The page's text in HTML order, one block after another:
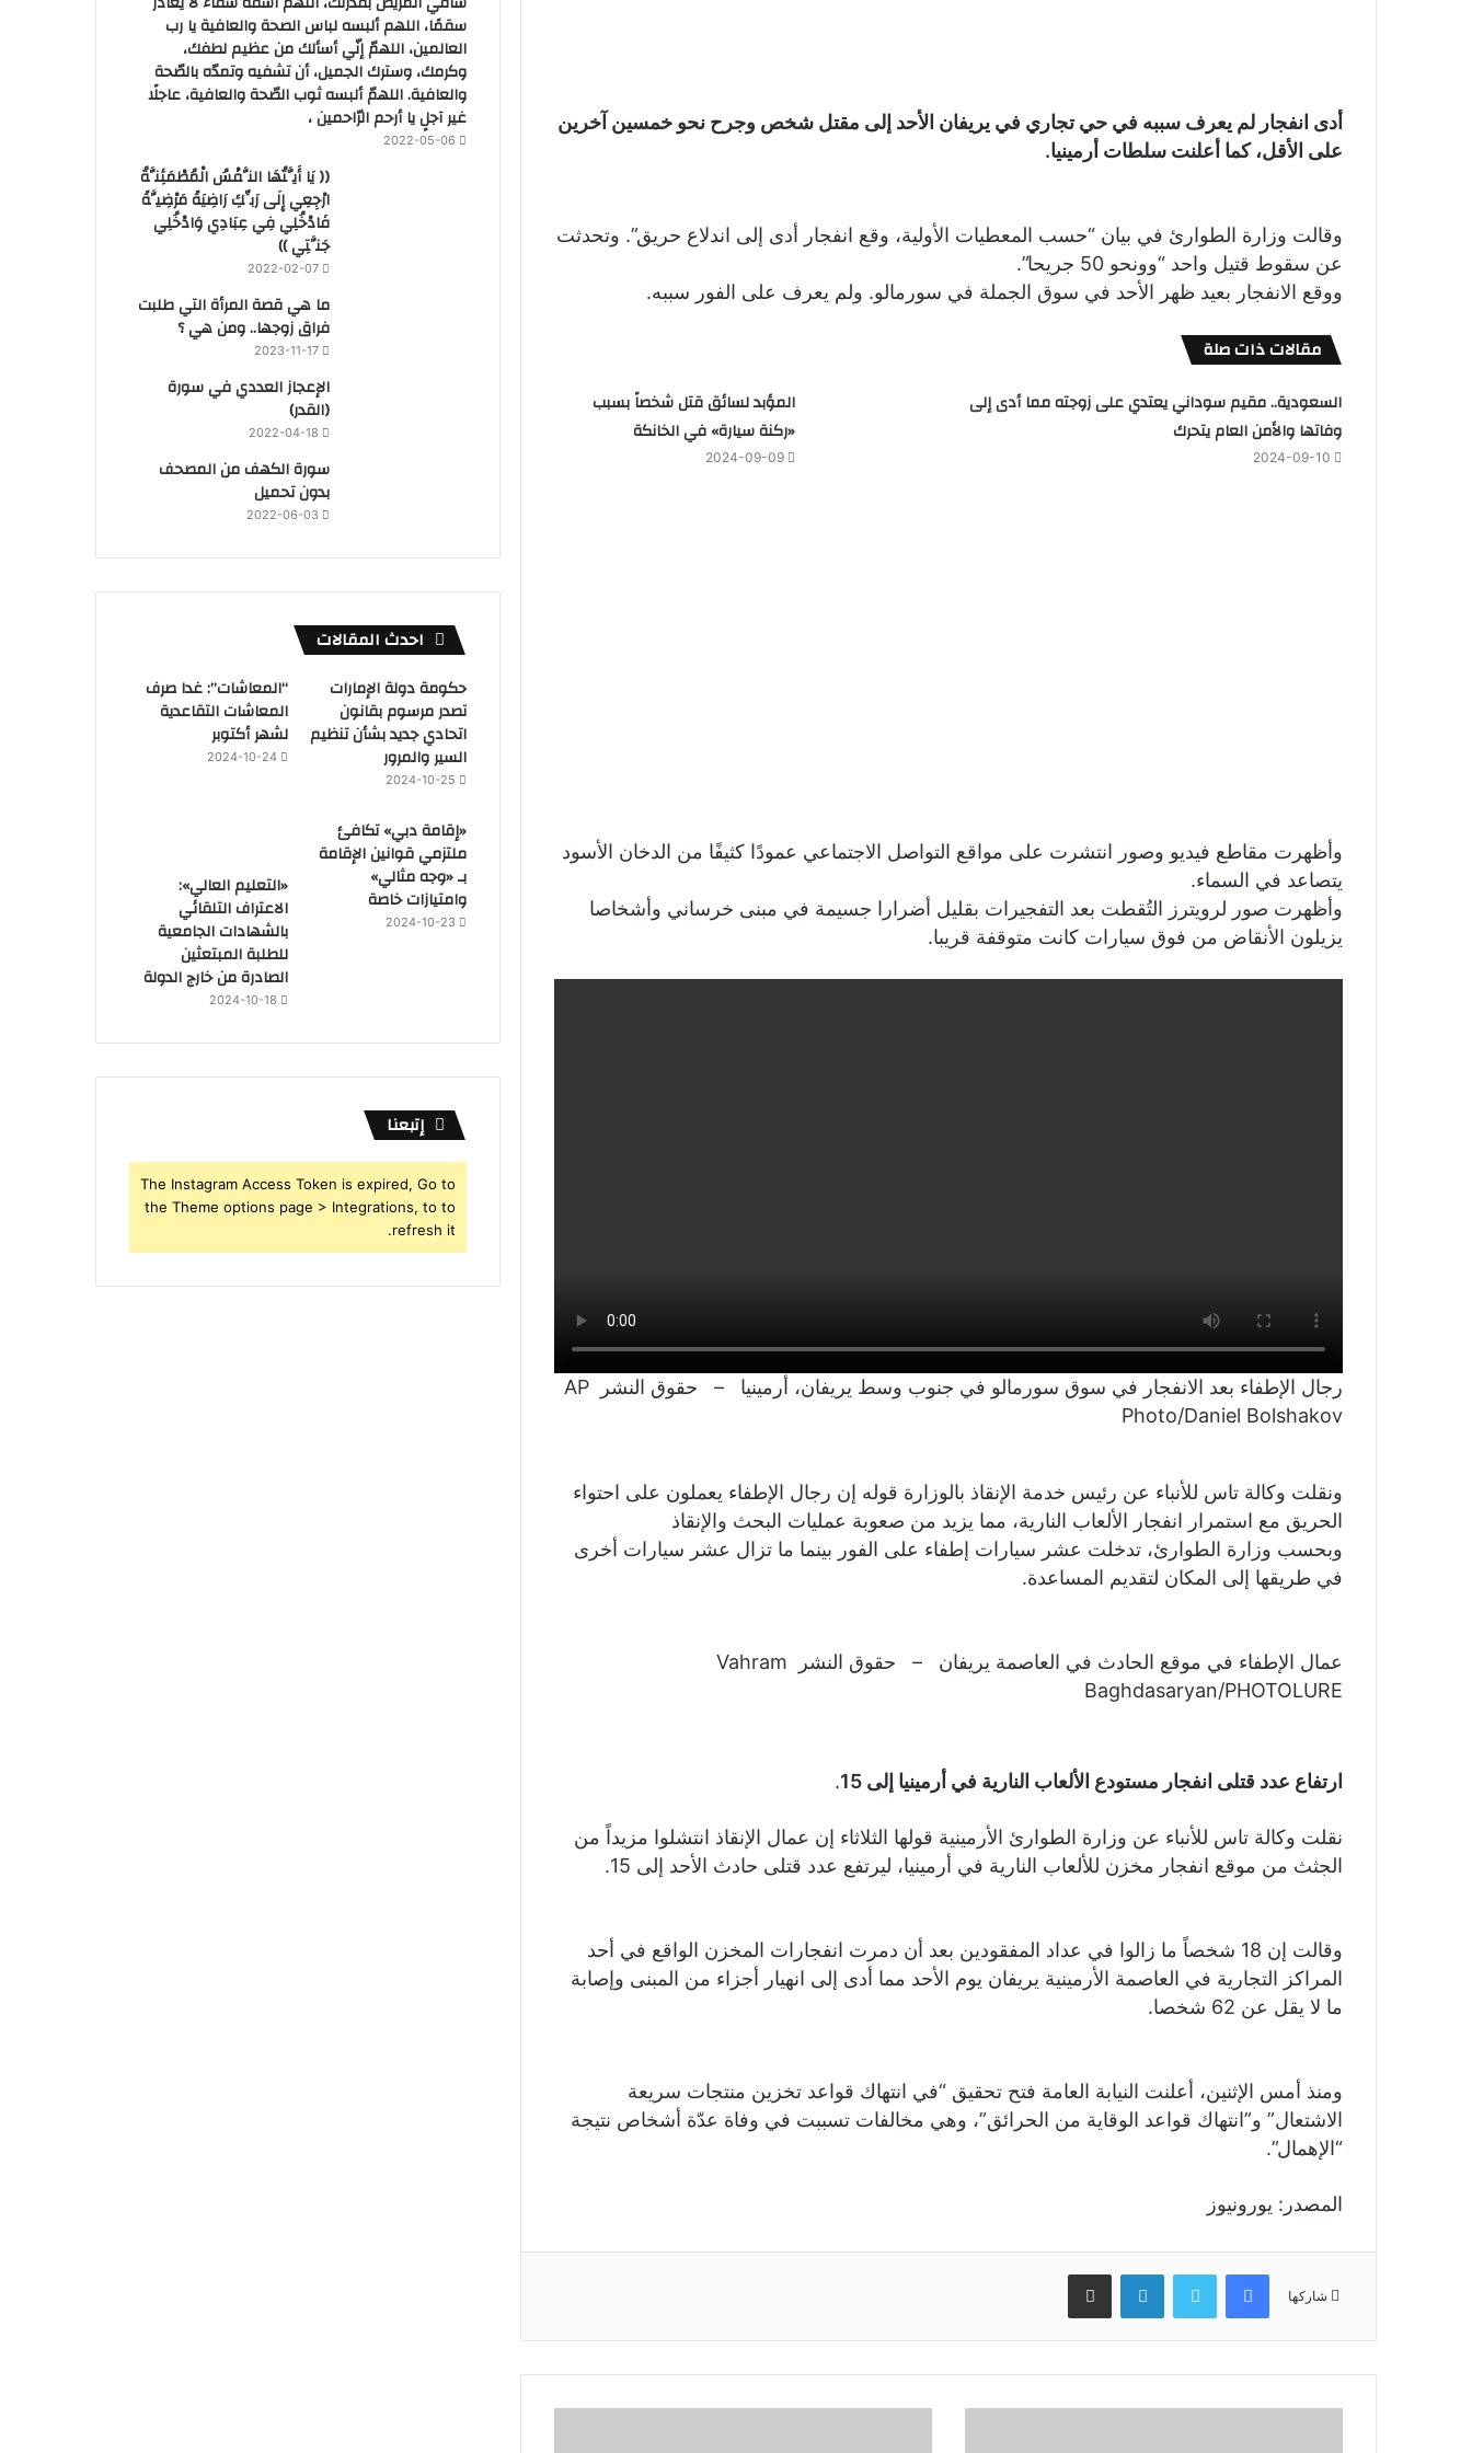
أدى انفجار لم يعرف سببه في حي تجاري في يريفان الأحد إلى مقتل شخص وجرح نحو خمسين آخرين
على الأقل، كما أعلنت سلطات أرمينيا.
وقالت وزارة الطوارئ في بيان “حسب المعطيات الأولية، وقع انفجار أدى إلى اندلاع حريق”. وتحدثت
عن سقوط قتيل واحد “وونحو 50 جريحا”.
ووقع الانفجار بعيد ظهر الأحد في سوق الجملة في سورمالو. ولم يعرف على الفور سببه.
مقالات ذات صلة
السعودية.. مقيم سوداني يعتدي على زوجته مما أدى إلى
وفاتها والأمن العام يتحرك
2024-09-10
المؤبد لسائق قتل شخصاً بسبب
«ركنة سيارة» في الخانكة
2024-09-09
وأظهرت مقاطع فيديو وصور انتشرت على مواقع التواصل الاجتماعي عمودًا كثيفًا من الدخان الأسود
يتصاعد في السماء.
وأظهرت صور لرويترز التُقطت بعد التفجيرات بقليل أضرارا جسيمة في مبنى خرساني وأشخاصا
يزيلون الأنقاض من فوق سيارات كانت متوقفة قريبا.
رجال الإطفاء بعد الانفجار في سوق سورمالو في جنوب وسط يريفان، أرمينيا – حقوق النشر AP
Photo/Daniel Bolshakov
ونقلت وكالة تاس للأنباء عن رئيس خدمة الإنقاذ بالوزارة قوله إن رجال الإطفاء يعملون على احتواء
الحريق مع استمرار انفجار الألعاب النارية، مما يزيد من صعوبة عمليات البحث والإنقاذ
وبحسب وزارة الطوارئ، تدخلت عشر سيارات إطفاء على الفور بينما ما تزال عشر سيارات أخرى
في طريقها إلى المكان لتقديم المساعدة.
عمال الإطفاء في موقع الحادث في العاصمة يريفان – حقوق النشر Vahram
Baghdasaryan/PHOTOLURE
ارتفاع عدد قتلى انفجار مستودع الألعاب النارية في أرمينيا إلى 15 .
نقلت وكالة تاس للأنباء عن وزارة الطوارئ الأرمينية قولها الثلاثاء إن عمال الإنقاذ انتشلوا مزيداً من
الجثث من موقع انفجار مخزن للألعاب النارية في أرمينيا، ليرتفع عدد قتلى حادث الأحد إلى 15.
وقالت إن 18 شخصاً ما زالوا في عداد المفقودين بعد أن دمرت انفجارات المخزن الواقع في أحد
المراكز التجارية في العاصمة الأرمينية يريفان يوم الأحد مما أدى إلى انهيار أجزاء من المبنى وإصابة
ما لا يقل عن 62 شخصا.
ومنذ أمس الإثنين، أعلنت النيابة العامة فتح تحقيق “في انتهاك قواعد تخزين منتجات سريعة
الاشتعال” و”انتهاك قواعد الوقاية من الحرائق”، وهي مخالفات تسببت في وفاة عدّة أشخاص نتيجة
“الإهمال”.
المصدر: يورونيوز
شاركها
فيسبوك تويتر لينكدإن مشاركة عبر البريد
سقمًا، اللهم ألبسه لباس الصحة والعافية يا رب
العالمين، اللهمّ إنّي أسألك من عظيم لطفك،
وكرمك، وسترك الجميل، أن تشفيه وتمدّه بالصّحة
والعافية. اللهمّ ألبسه ثوب الصّحة والعافية، عاجلًا
غير آجلٍ يا أرحم الرّاحمين ،
2022-05-06
(( يَا أَيَّتُهَا النَّفْسُ الْمُطْمَئِنَّةُ
ارْجِعِي إِلَى رَبِّكِ رَاضِيَةً مَرْضِيَّةً
فَادْخُلِي فِي عِبَادِي وَادْخُلِي
جَنَّتِي ))
2022-02-07
ما هي قصة المرأة التي طلبت
فراق زوجها.. ومن هي ؟
2023-11-17
‏الإعجاز العددي في سورة
(القدر)
2022-04-18
سورة الكهف من المصحف
بدون تحميل
2022-06-03
احدث المقالات
حكومة دولة الإمارات
تصدر مرسوم بقانون
اتحادي جديد بشأن تنظيم
السير والمرور
2024-10-25
“المعاشات”: غدا صرف
المعاشات التقاعدية
لشهر أكتوبر
2024-10-24
«إقامة دبي» تكافئ
ملتزمي قوانين الإقامة
بـ «وجه مثالي»
وامتيازات خاصة
2024-10-23
«التعليم العالي»:
الاعتراف التلقائي
بالشهادات الجامعية
للطلبة المبتعثين
الصادرة من خارج الدولة
2024-10-18
إتبعنا
The Instagram Access Token is expired, Go to
the Theme options page > Integrations, to to
refresh it.